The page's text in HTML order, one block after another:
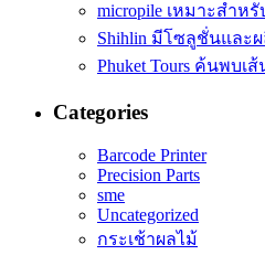
micropile เหมาะสำห
Shihlin มีโซลูชั่นแล
Phuket Tours ค้นพบ
Categories
Barcode Printer
Precision Parts
sme
Uncategorized
กระเช้าผลไม้